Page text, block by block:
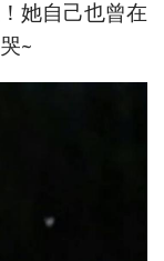
她自己也曾在
~